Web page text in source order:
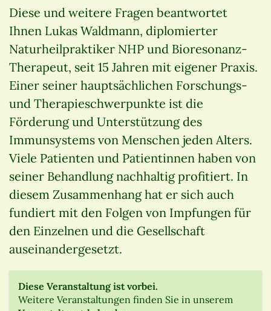
Diese und weitere Fragen beantwortet
Ihnen Lukas Waldmann, diplomierter
Naturheilpraktiker NHP und Bioresonanz-
Therapeut, seit 15 Jahren mit eigener Praxis.
Einer seiner hauptsächlichen Forschungs-
und Therapieschwerpunkte ist die
Förderung und Unterstützung des
Immunsystems von Menschen jeden Alters.
Viele Patienten und Patientinnen haben von
seiner Behandlung nachhaltig profitiert. In
diesem Zusammenhang hat er sich auch
fundiert mit den Folgen von Impfungen für
den Einzelnen und die Gesellschaft
auseinandergesetzt.
Diese Veranstaltung ist vorbei.
Weitere Veranstaltungen finden Sie in unserem